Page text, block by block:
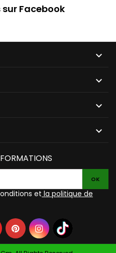
Facebook




et la politique de